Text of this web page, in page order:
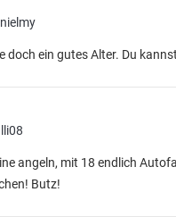
doch ein gutes Alter. Du
angeln, mit 18 endlich
Butz!